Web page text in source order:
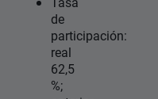
de
participación:
real
62,5
%;